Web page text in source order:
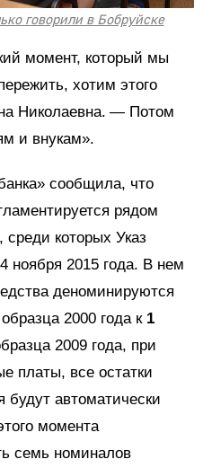
говорили в Бобруйске
момент, который мы
хотим этого
Николаевна. — Потом
и внукам».
сообщила, что
рядом
которых Указ
ноября 2015 года. В нем
деноминируются
образца 2000 года к 1
2009 года, при
платы, все остатки
будут автоматически
момента
семь номиналов